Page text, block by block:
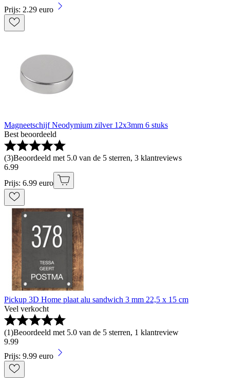
Prijs: 2.29 euro
Magneetschijf Neodymium zilver 12x3mm 6 stuks
Best beoordeeld
(3)Beoordeeld met 5.0 van de 5 sterren, 3 klantreviews
6.99
Prijs: 6.99 euro
Pickup 3D Home plaat alu sandwich 3 mm 22,5 x 15 cm
Veel verkocht
(1)Beoordeeld met 5.0 van de 5 sterren, 1 klantreview
9.99
Prijs: 9.99 euro